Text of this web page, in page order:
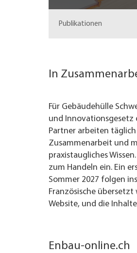
Publikationen
In
Für Gebäudehülle
und Innovationsgesetz
Partner arbeiten
Zusammenarbeit und
praxistaugliches
zum Handeln ein. Ein
Sommer 2027 folgen
Französische übersetzt
Website, und die
Enbau-online.ch